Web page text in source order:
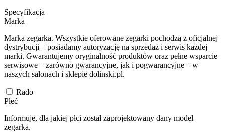
Specyfikacja
Marka
Marka zegarka. Wszystkie oferowane zegarki pochodzą z oficjalnej
dystrybucji – posiadamy autoryzację na sprzedaż i serwis każdej
marki. Gwarantujemy oryginalność produktów oraz pełne wsparcie
serwisowe – zarówno gwarancyjne, jak i pogwarancyjne – w
naszych salonach i sklepie dolinski.pl.
Rado
Płeć
Informuje, dla jakiej płci został zaprojektowany dany model
zegarka.